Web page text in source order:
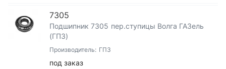
7305
Подшипник 7305 пер.ступицы Волга ГАЗель
(ГПЗ)
Производитель: ГПЗ
под заказ